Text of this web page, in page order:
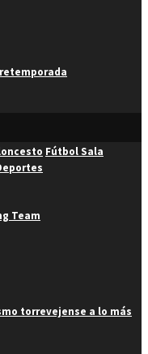
Fútbol Sala
Team
torrevejense a lo más